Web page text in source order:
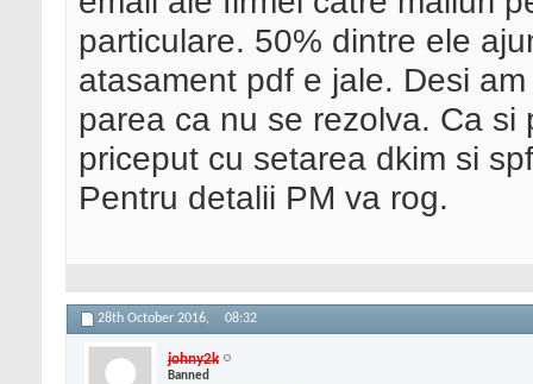
particulare. 50% dintre ele
atasament pdf e jale. Desi
parea ca nu se rezolva. Ca
priceput cu setarea dkim si
Pentru detalii PM va rog.
28th October 2016, 08:32
johny2k
Banned